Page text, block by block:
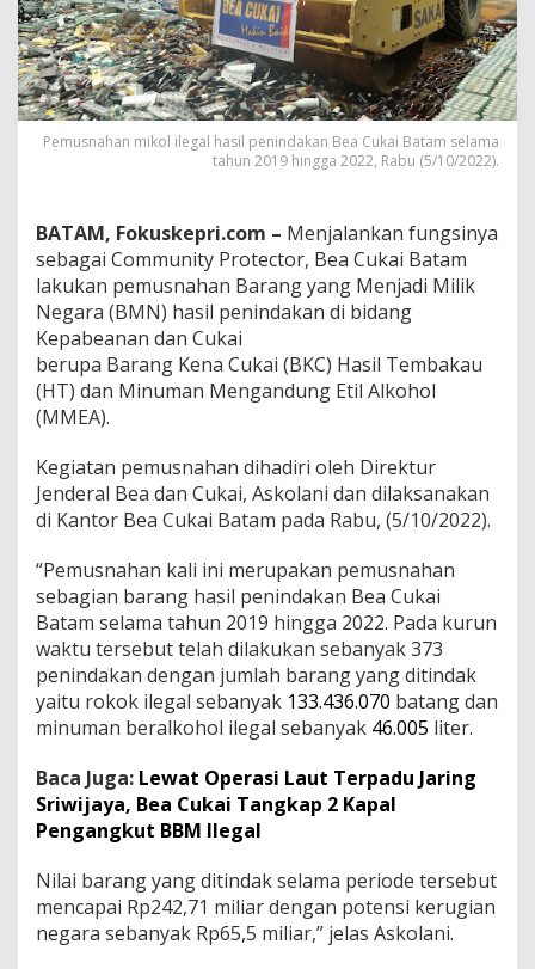
a
n
R
o
k
o
k
d
M
i
k
o
l
l
g
S
n
i
a
i
R
p
1
0
,
0
i
l
i
r
Pemusnahan mikol ilegal hasil penindakan Bea Cukai Batam selama
tahun 2019 hingga 2022, Rabu (5/10/2022).
BATAM, Fokuskepri.com – Menjalankan fungsinya
sebagai Community Protector, Bea Cukai Batam
lakukan pemusnahan Barang yang Menjadi Milik
Negara (BMN) hasil penindakan di bidang
Kepabeanan dan Cukai
berupa Barang Kena Cukai (BKC) Hasil Tembakau
(HT) dan Minuman Mengandung Etil Alkohol
(MMEA).
Kegiatan pemusnahan dihadiri oleh Direktur
Jenderal Bea dan Cukai, Askolani dan dilaksanakan
di Kantor Bea Cukai Batam pada Rabu, (5/10/2022).
“Pemusnahan kali ini merupakan pemusnahan
sebagian barang hasil penindakan Bea Cukai
Batam selama tahun 2019 hingga 2022. Pada kurun
waktu tersebut telah dilakukan sebanyak 373
penindakan dengan jumlah barang yang ditindak
yaitu rokok ilegal sebanyak 133.436.070 batang dan
minuman beralkohol ilegal sebanyak 46.005 liter.
Baca Juga: Lewat Operasi Laut Terpadu Jaring
Sriwijaya, Bea Cukai Tangkap 2 Kapal
Pengangkut BBM Ilegal
Nilai barang yang ditindak selama periode tersebut
mencapai Rp242,71 miliar dengan potensi kerugian
negara sebanyak Rp65,5 miliar,” jelas Askolani.